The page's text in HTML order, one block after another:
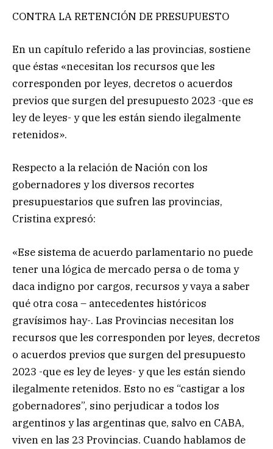
CONTRA LA RETENCIÓN DE PRESUPUESTO
En un capítulo referido a las provincias, sostiene
que éstas «necesitan los recursos que les
corresponden por leyes, decretos o acuerdos
previos que surgen del presupuesto 2023 -que es
ley de leyes- y que les están siendo ilegalmente
retenidos».
Respecto a la relación de Nación con los
gobernadores y los diversos recortes
presupuestarios que sufren las provincias,
Cristina expresó:
«Ese sistema de acuerdo parlamentario no puede
tener una lógica de mercado persa o de toma y
daca indigno por cargos, recursos y vaya a saber
qué otra cosa – antecedentes históricos
gravísimos hay-. Las Provincias necesitan los
recursos que les corresponden por leyes, decretos
o acuerdos previos que surgen del presupuesto
2023 -que es ley de leyes- y que les están siendo
ilegalmente retenidos. Esto no es “castigar a los
gobernadores”, sino perjudicar a todos los
argentinos y las argentinas que, salvo en CABA,
viven en las 23 Provincias. Cuando hablamos de